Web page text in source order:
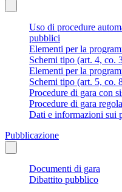
Uso di procedure
pubblici
Elementi per la
Schemi tipo (art. 4, co.
Elementi per la
Schemi tipo (art. 5, co.
Procedure di gara con
Procedure di gara
Dati e informazioni sui
Pubblicazione
Documenti di gara
Dibattito pubblico